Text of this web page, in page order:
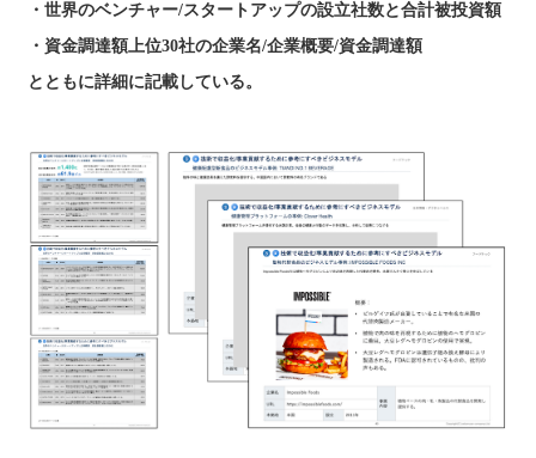
・世界のベンチャー/スタートアップの設立社数と合計被投資額
・資金調達額上位30社の企業名/企業概要/資金調達額
とともに詳細に記載している。